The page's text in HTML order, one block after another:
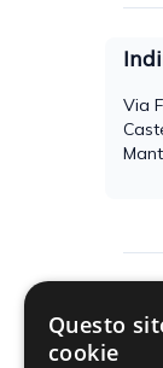
Via
Questo
cookie